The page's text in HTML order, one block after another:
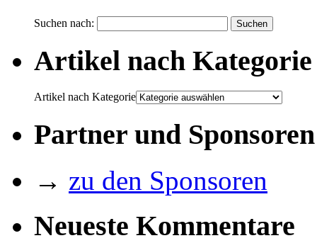
Suchen nach:
Artikel nach Kategorie
Artikel nach Kategorie
Partner und Sponsoren
→ zu den Sponsoren
Neueste Kommentare